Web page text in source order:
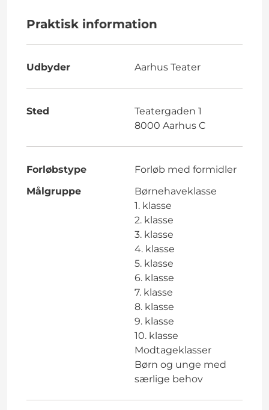
Praktisk information
Udbyder Aarhus Teater
Sted
Teatergaden 1
8000 Aarhus C
Forløbstype
Forløb med formidler
Målgruppe
Børnehaveklasse
1. klasse
2. klasse
3. klasse
4. klasse
5. klasse
6. klasse
7. klasse
8. klasse
9. klasse
10. klasse
Modtageklasser
Børn og unge med
særlige behov